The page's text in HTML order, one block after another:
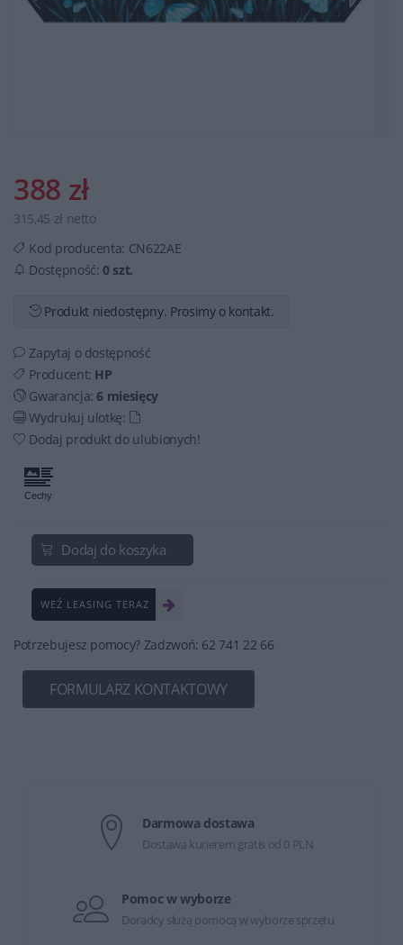
388 zł
315,45 zł netto
Kod producenta: CN622AE
Dostępność:0 szt.
Produkt niedostępny. Prosimy o kontakt.
Zapytaj o dostępność
Producent: HP
Gwarancja:6 miesięcy
Wydrukuj ulotkę:
Dodaj produkt do ulubionych!
Dodaj do koszyka
WEŹ LEASING TERAZ
Potrzebujesz pomocy? Zadzwoń: 62 741 22 66
FORMULARZ KONTAKTOWY
Darmowa dostawa
Dostawa kurierem gratis od 0 PLN
Pomoc w wyborze
Doradcy służą pomocą w wyborze sprzętu